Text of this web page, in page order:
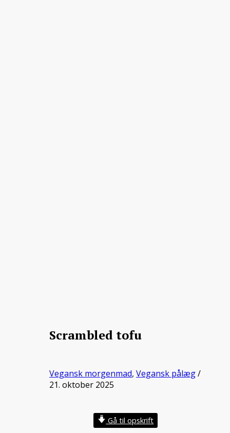
Scrambled tofu
Vegansk morgenmad, Vegansk pålæg/
21. oktober 2025
Gå til opskrift